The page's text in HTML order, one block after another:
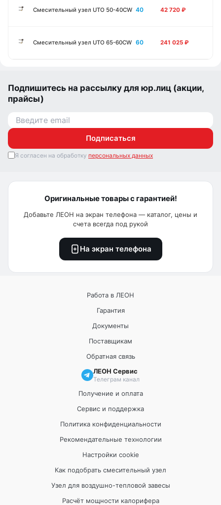
Смесительный узел UTO 50-40CW 40 42 720 ₽
Смесительный узел UTO 65-60CW 60 241 025 ₽
Подпишитесь на рассылку для юр.лиц (акции,
прайсы)
Подписаться
Я согласен на обработку персональных данных
Оригинальные товары с гарантией!
Добавьте ЛЕОН на экран телефона — каталог, цены и
счета всегда под рукой
На экран телефона
Работа в ЛЕОН
Гарантия
Документы
Поставщикам
Обратная связь
ЛЕОН Сервис
Телеграм канал
Получение и оплата
Сервис и поддержка
Политика конфиденциальности
Рекомендательные технологии
Настройки cookie
Как подобрать смесительный узел
Узел для воздушно-тепловой завесы
Расчёт мощности калорифера